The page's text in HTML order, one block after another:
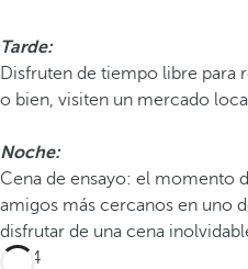
Tarde:
Disfruten de tiempo libre para
o bien, visiten un mercado
Noche:
Cena de ensayo: el momento
amigos más cercanos en uno
disfrutar de una cena
Día 4